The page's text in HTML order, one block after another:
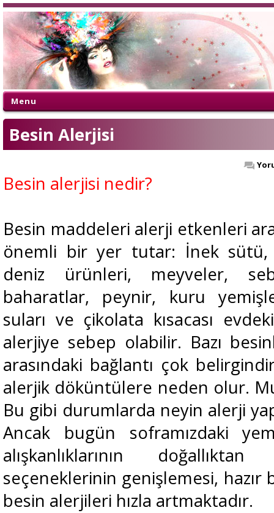
Menu
Besin Alerjisi
Besin alerjisi nedir?
Besin maddeleri alerji etkenleri
önemli bir yer tutar: İnek sütü,
deniz ürünleri, meyveler,
baharatlar, peynir, kuru
suları ve çikolata kısacası
alerjiye sebep olabilir. Bazı
arasındaki bağlantı çok
alerjik döküntülere neden olur.
Bu gibi durumlarda neyin alerji
Ancak bugün soframızdaki
alışkanlıklarının
seçeneklerinin genişlemesi,
besin alerjileri hızla artmaktadır.